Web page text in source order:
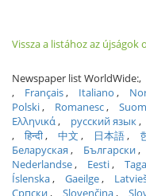
Vissza a listához az újságok
Newspaper list WorldWide:
Français
Italiano
Polski
Romanesc
Ελληνικά
русский язык
हिन्दी
中文 日本語
Беларуская
Български
Nederlandse
Eesti
Íslenska
Gaeilge
Српски
Slovenčina